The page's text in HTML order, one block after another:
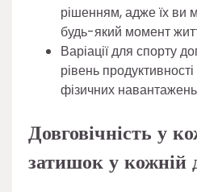
рішенням, адже їх ви
будь-який момент
Варіації для спорту
рівень
фізичних
Довговічність у
затишок у кожній